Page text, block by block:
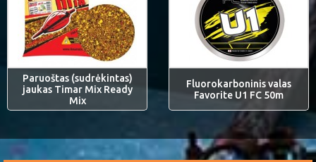
Paruoštas (sudrėkintas)
jaukas Timar Mix Ready
Mix
Fluorokarboninis valas
Favorite U1 FC 50m